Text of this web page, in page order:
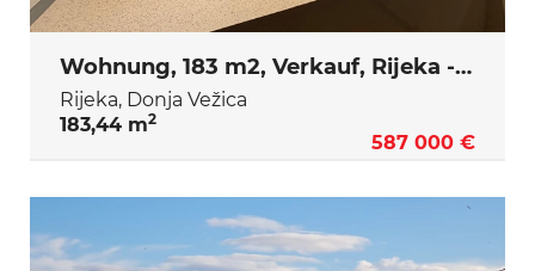
Wohnung, 183 m2, Verkauf, Rijeka - Donja Vežica
Rijeka, Donja Vežica
183,44 m2
587 000 €